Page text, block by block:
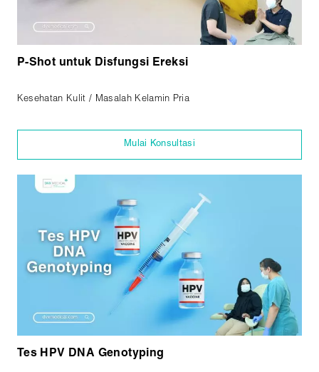
P-Shot untuk Disfungsi Ereksi
Kesehatan Kulit / Masalah Kelamin Pria
Mulai Konsultasi
Tes HPV DNA Genotyping